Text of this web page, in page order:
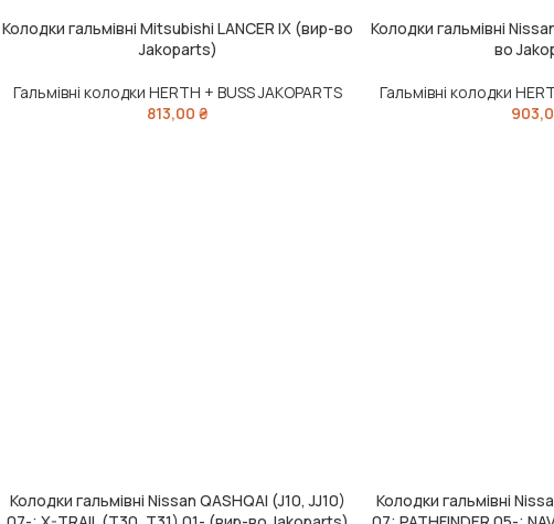
ДОДАТИ В КОШИК
Колодки гальмівні Mitsubishi LANCER IX (вир-во
Jakoparts)
Гальмівні колодки HERTH + BUSS JAKOPARTS
813,00₴
ДОДАТИ В КОШИК
Колодки гальмівні
во
Гальмівні колодки
ДОДАТИ В КОШИК
Колодки гальмівні Nissan QASHQAI (J10, JJ10)
ДОДАТИ В КОШИК
Колодки гальмівні